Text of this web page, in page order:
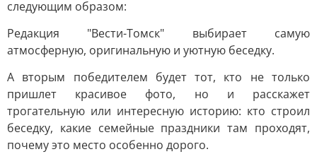
следующим образом:
Редакция "Вести-Томск" выбирает самую
атмосферную, оригинальную и уютную беседку.
А вторым победителем будет тот, кто не только
пришлет красивое фото, но и расскажет
трогательную или интересную историю: кто строил
беседку, какие семейные праздники там проходят,
почему это место особенно дорого.